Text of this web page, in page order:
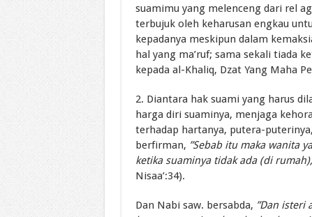
suamimu yang melenceng dari rel
terbujuk oleh keharusan engkau
kepadanya meskipun dalam
hal yang ma’ruf; sama sekali tiada
kepada al-Khaliq, Dzat Yang Maha
2. Diantara hak suami yang harus
harga diri suaminya, menjaga
terhadap hartanya, putera-
berfirman, ”Sebab itu maka wanita
ketika suaminya tidak ada (di
Nisaa’:34).
Dan Nabi saw. bersabda, ”Dan isteri